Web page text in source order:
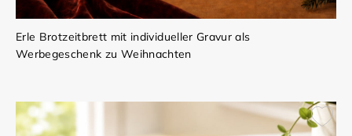
Erle Brotzeitbrett mit individueller Gravur als
Werbegeschenk zu Weihnachten